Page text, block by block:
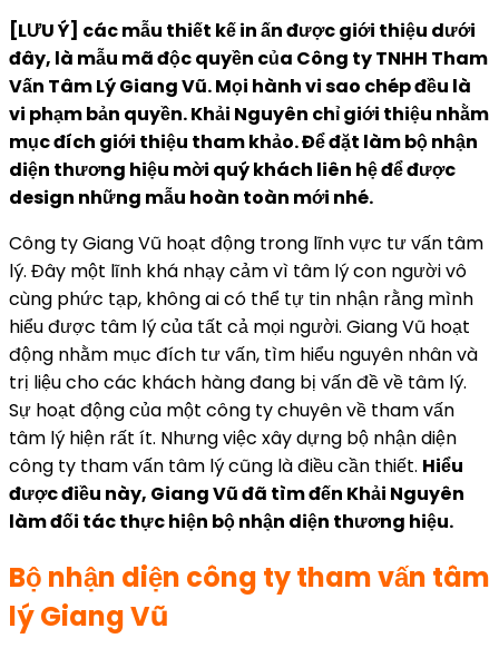
[LƯU Ý] các mẫu thiết kế in ấn được giới thiệu dưới
đây, là mẫu mã độc quyền của Công ty TNHH Tham
Vấn Tâm Lý Giang Vũ. Mọi hành vi sao chép đều là
vi phạm bản quyền. Khải Nguyên chỉ giới thiệu nhằm
mục đích giới thiệu tham khảo. Để đặt làm bộ nhận
diện thương hiệu mời quý khách liên hệ để được
design những mẫu hoàn toàn mới nhé.
Công ty Giang Vũ hoạt động trong lĩnh vực tư vấn tâm
lý. Đây một lĩnh khá nhạy cảm vì tâm lý con người vô
cùng phức tạp, không ai có thể tự tin nhận rằng mình
hiểu được tâm lý của tất cả mọi người. Giang Vũ hoạt
động nhằm mục đích tư vấn, tìm hiểu nguyên nhân và
trị liệu cho các khách hàng đang bị vấn đề về tâm lý.
Sự hoạt động của một công ty chuyên về tham vấn
tâm lý hiện rất ít. Nhưng việc xây dựng bộ nhận diện
công ty tham vấn tâm lý cũng là điều cần thiết. Hiểu
được điều này, Giang Vũ đã tìm đến Khải Nguyên
làm đối tác thực hiện bộ nhận diện thương hiệu.
Bộ nhận diện công ty tham vấn tâm
lý Giang Vũ